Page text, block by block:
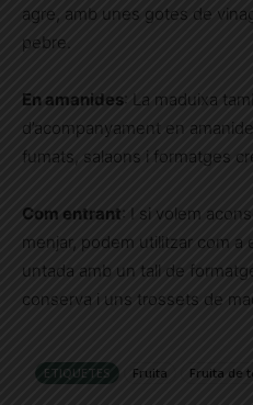
agre, amb unes gotes de
pebre.
En amanides: La maduixa
d’acompanyament en
fumats, salaons i formatges
Com entrant: I si volem
menjar, podem utilitzar com a
untada amb un tall de
conserva i uns trossets de
ETIQUETES Fruita Fruita de